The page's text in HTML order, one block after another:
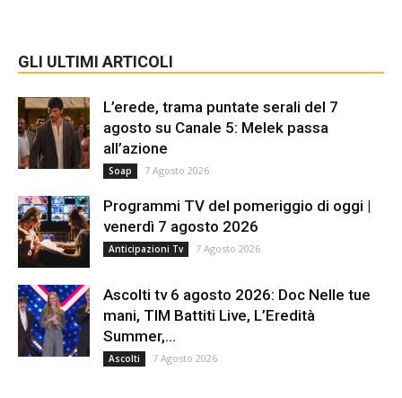
GLI ULTIMI ARTICOLI
L’erede, trama puntate serali del 7
agosto su Canale 5: Melek passa
all’azione
Soap 7 Agosto 2026
Programmi TV del pomeriggio di oggi |
venerdì 7 agosto 2026
Anticipazioni Tv 7 Agosto 2026
Ascolti tv 6 agosto 2026: Doc Nelle tue
mani, TIM Battiti Live, L’Eredità
Summer,...
Ascolti 7 Agosto 2026